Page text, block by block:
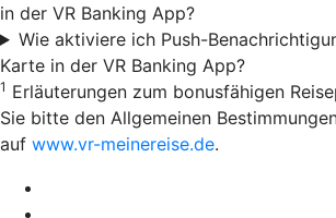
in der VR Banking App?
Wie aktiviere ich Push-
Karte in der VR Banking App?
1 Erläuterungen zum bonusfähigen
Sie bitte den Allgemeinen
auf www.vr-meinereise.de.